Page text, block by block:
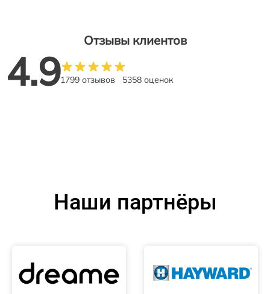
Отзывы клиентов
4.91799 отзывов 5358 оценок
Наши партнёры